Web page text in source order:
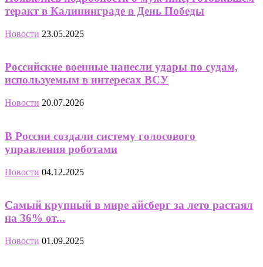
теракт в Калининграде в День Победы
Новости 23.05.2025
Российские военные нанесли удары по судам,
используемым в интересах ВСУ
Новости 20.07.2026
В России создали систему голосового
управления роботами
Новости 04.12.2025
Самый крупный в мире айсберг за лето растаял
на 36% от...
Новости 01.09.2025